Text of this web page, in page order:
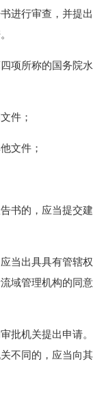
进行审查，并提出
所称的国务院水
件；
文件；
书的，应当提交建
当出具具有管辖权
域管理机构的同意
机关提出申请。
不同的，应当向其